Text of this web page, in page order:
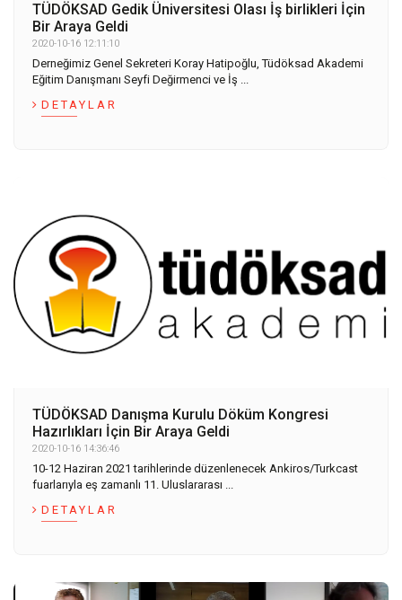
TÜDÖKSAD Gedik Üniversitesi Olası İş birlikleri İçin
Bir Araya Geldi
2020-10-16 12:11:10
Derneğimiz Genel Sekreteri Koray Hatipoğlu, Tüdöksad Akademi
Eğitim Danışmanı Seyfi Değirmenci ve İş ...
DETAYLAR
TÜDÖKSAD Danışma Kurulu Döküm Kongresi
Hazırlıkları İçin Bir Araya Geldi
2020-10-16 14:36:46
10-12 Haziran 2021 tarihlerinde düzenlenecek Ankiros/Turkcast
fuarlarıyla eş zamanlı 11. Uluslararası ...
DETAYLAR